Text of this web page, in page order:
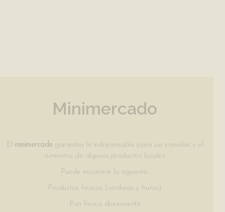
Minimercado
El minimercado garantiza lo indispensable para sus comidas y el
suministro de algunos productos locales.
Puede encontrar lo siguiente:
Productos frescos (verduras y frutas)
Pan fresco diariamente